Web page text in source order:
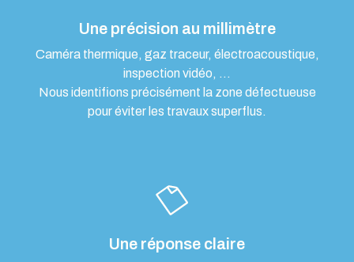
Une précision au millimètre
Caméra thermique, gaz traceur, électroacoustique,
inspection vidéo, …
Nous identifions précisément la zone défectueuse
pour éviter les travaux superflus.
Une réponse claire